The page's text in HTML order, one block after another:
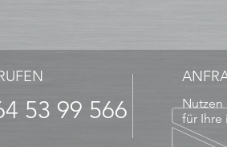
53 99 566
Nutzen
für